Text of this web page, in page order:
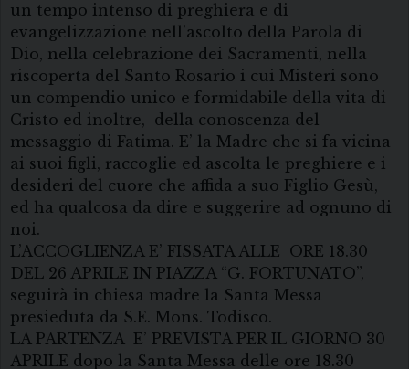
un tempo intenso di preghiera e di
evangelizzazione nell’ascolto della Parola di
Dio, nella celebrazione dei Sacramenti, nella
riscoperta del Santo Rosario i cui Misteri sono
un compendio unico e formidabile della vita di
Cristo ed inoltre, della conoscenza del
messaggio di Fatima. E’ la Madre che si fa vicina
ai suoi figli, raccoglie ed ascolta le preghiere e i
desideri del cuore che affida a suo Figlio Gesù,
ed ha qualcosa da dire e suggerire ad ognuno di
noi.
L’ACCOGLIENZA E’ FISSATA ALLE ORE 18.30
DEL 26 APRILE IN PIAZZA “G. FORTUNATO”,
seguirà in chiesa madre la Santa Messa
presieduta da S.E. Mons. Todisco.
LA PARTENZA E’ PREVISTA PER IL GIORNO 30
APRILE dopo la Santa Messa delle ore 18.30